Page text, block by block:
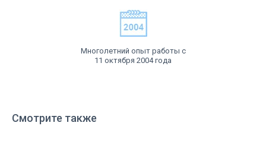
Многолетний опыт работы с
11 октября 2004 года
Смотрите также